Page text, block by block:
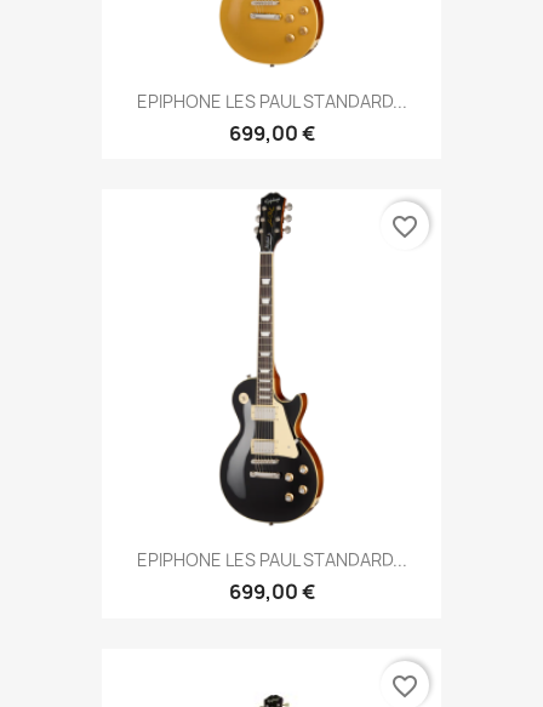
EPIPHONE LES PAUL STANDARD...
699,00 €
EPIPHONE LES PAUL STANDARD...
699,00 €
favorite_border
favorite_border